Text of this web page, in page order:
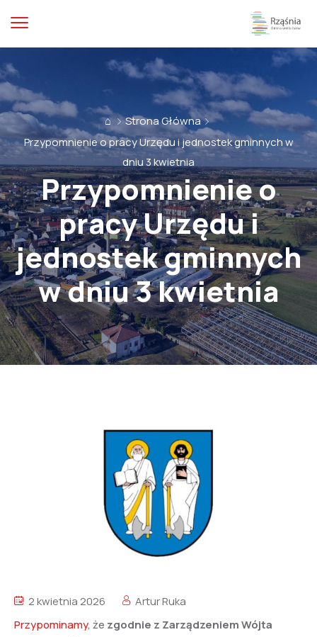
⌂
Strona Główna
Przypomnienie o pracy Urzędu i jednostek gminnych w
dniu 3 kwietnia
Przypomnienie o
pracy Urzędu i
jednostek gminnych
w dniu 3 kwietnia
2 kwietnia 2026
Artur Ruka
Przypominamy, że zgodnie z Zarządzeniem Wójta